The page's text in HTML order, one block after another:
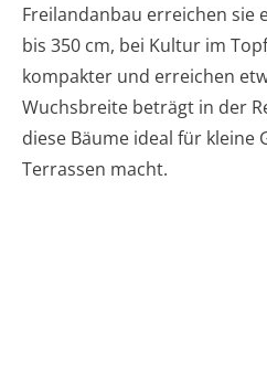
Freilandanbau erreichen sie
bis 350 cm, bei Kultur im
kompakter und erreichen
Wuchsbreite beträgt in der
diese Bäume ideal für kleine
Terrassen macht.